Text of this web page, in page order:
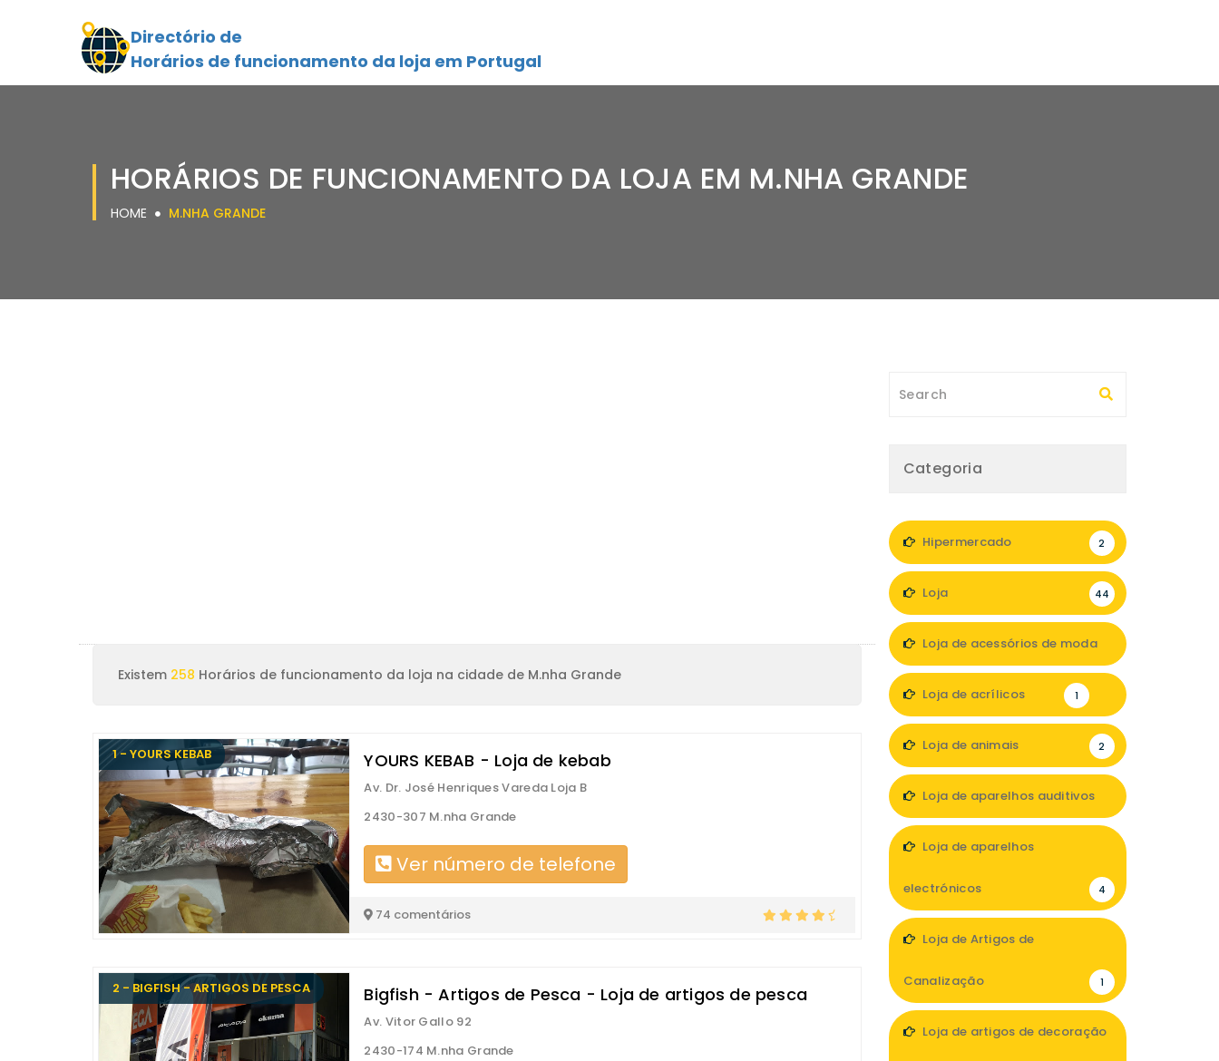
Directório de
Horários de funcionamento da loja em Portugal
HORÁRIOS DE FUNCIONAMENTO DA LOJA EM M.NHA GRANDE
HOME M.NHA GRANDE
Existem 258 Horários de funcionamento da loja na cidade de M.nha Grande
1 - YOURS KEBAB YOURS KEBAB - Loja de kebab
Av. Dr. José Henriques Vareda Loja B
2430-307 M.nha Grande
Ver número de telefone
74 comentários
2 - BIGFISH - ARTIGOS DE PESCA Bigfish - Artigos de Pesca - Loja de artigos de pesca
Av. Vitor Gallo 92
2430-174 M.nha Grande
Categoria
Hipermercado 2
Loja 44
Loja de acessórios de moda
Loja de acrílicos 1
Loja de animais 2
Loja de aparelhos auditivos
Loja de aparelhos
electrónicos 4
Loja de Artigos de
Canalização 1
Loja de artigos de decoração